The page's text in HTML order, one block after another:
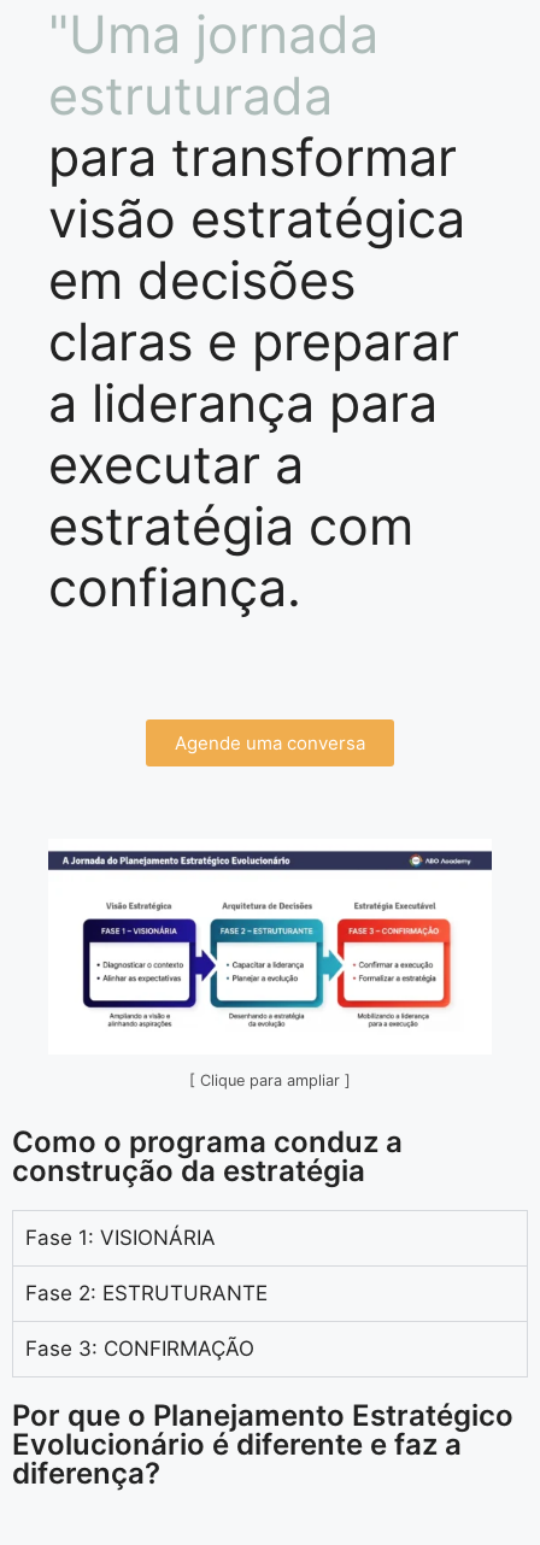
"Uma jornada
estruturada
para transformar
visão estratégica
em decisões
claras e preparar
a liderança para
executar a
estratégia com
confiança.
Agende uma conversa
[ Clique para ampliar ]
Como o programa conduz a
construção da estratégia
Fase 1: VISIONÁRIA
Fase 2: ESTRUTURANTE
Fase 3: CONFIRMAÇÃO
Por que o Planejamento Estratégico
Evolucionário é diferente e faz a
diferença?